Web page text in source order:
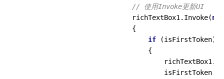
// 使用Invoke更新UI
                            richTextBox1.Invoke(
new
                            {
if (isFirstToken)
                                {
                                    isFirstToken =